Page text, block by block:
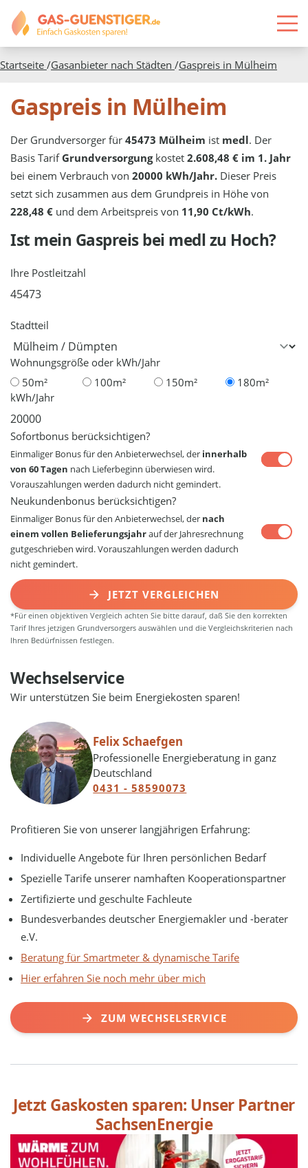
Startseite /Gasanbieter nach Städten /Gaspreis in Mülheim
Gaspreis in Mülheim
Der Grundversorger für45473 Mülheim ist medl. Der
Basis Tarif Grundversorgungkostet2.608,48 € im 1. Jahr
bei einem Verbrauch von20000 kWh/Jahr. Dieser Preis
setzt sich zusammen aus dem Grundpreis in Höhe von
228,48 € und dem Arbeitspreis von 11,90 Ct/kWh.
Ist mein Gaspreis bei medlzu Hoch?
Ihre Postleitzahl
Stadtteil
Wohnungsgröße oder kWh/Jahr
50m²
100m² 150m²
180m²
kWh/Jahr
Sofortbonus berücksichtigen?
Einmaliger Bonus für den Anbieterwechsel, der innerhalb
von 60 Tagen nach Lieferbeginn überwiesen wird.
Vorauszahlungen werden dadurch nicht gemindert.
Neukundenbonus berücksichtigen?
Einmaliger Bonus für den Anbieterwechsel, der nach
einem vollen Belieferungsjahrauf der Jahresrechnung
gutgeschrieben wird. Vorauszahlungen werden dadurch
nicht gemindert.
JETZT VERGLEICHEN
*Für einen objektiven Vergleich achten Sie bitte darauf, daß Sie den korrekten
Tarif Ihres jetzigen Grundversorgers auswählen und die Vergleichskriterien nach
Ihren Bedürfnissen festlegen.
Wechselservice
Wir unterstützen Sie beim Energiekosten sparen!
Felix Schaefgen
Professionelle Energieberatung in ganz
Deutschland
0431 - 58590073
Profitieren Sie von unserer langjährigen Erfahrung:
Individuelle Angebote für Ihren persönlichen Bedarf
Spezielle Tarife unserer namhaften Kooperationspartner
Zertifizierte und geschulte Fachleute
Bundesverbandes deutscher Energiemakler und -berater
e.V.
Beratung für Smartmeter & dynamische Tarife
Hier erfahren Sie noch mehr über mich
ZUM WECHSELSERVICE
Jetzt Gaskosten sparen: Unser Partner
SachsenEnergie